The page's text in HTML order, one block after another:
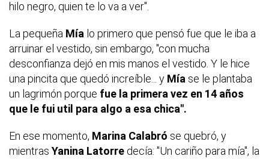
hilo negro, quien te lo va a ver".
La pequeña Mía lo primero que pensó fue que le iba a
arruinar el vestido, sin embargo, "con mucha
desconfianza dejó en mis manos el vestido. Y le hice
una pincita que quedó increíble... y Mía se le plantaba
un lagrimón porque fue la primera vez en 14 años
que le fui util para algo a esa chica".
En ese momento, Marina Calabró se quebró, y
mientras Yanina Latorre decía: "Un cariño para mía", la